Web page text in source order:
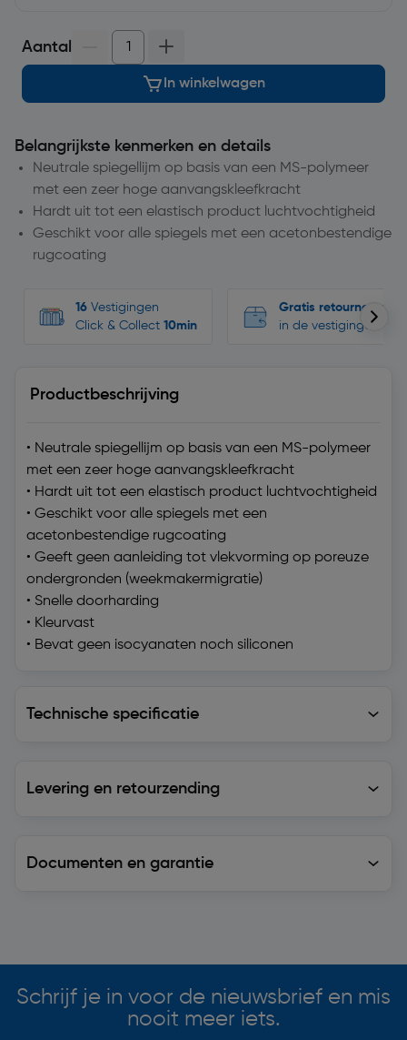
Aantal
In winkelwagen
Belangrijkste kenmerken en details
Neutrale spiegellijm op basis van een MS-polymeer
met een zeer hoge aanvangskleefkracht
Hardt uit tot een elastisch product luchtvochtigheid
Geschikt voor alle spiegels met een acetonbestendige
rugcoating
16 Vestigingen
Click & Collect 10min
Gratis retourneren
in de vestigingen
Productbeschrijving
• Neutrale spiegellijm op basis van een MS-polymeer
met een zeer hoge aanvangskleefkracht
• Hardt uit tot een elastisch product luchtvochtigheid
• Geschikt voor alle spiegels met een
acetonbestendige rugcoating
• Geeft geen aanleiding tot vlekvorming op poreuze
ondergronden (weekmakermigratie)
• Snelle doorharding
• Kleurvast
• Bevat geen isocyanaten noch siliconen
Technische specificatie
Levering en retourzending
Documenten en garantie
Schrijf je in voor de nieuwsbrief en mis
nooit meer iets.